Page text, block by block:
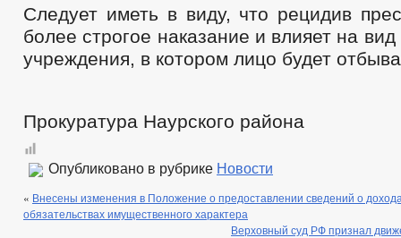
Следует иметь в виду, что рецидив
более строгое наказание и влияет на вид
учреждения, в котором лицо будет
Прокуратура Наурского района
Опубликовано в рубрике Новости
« Внесены изменения в Положение о предоставлении сведений о
обязательствах имущественного характера
Верховный суд РФ признал